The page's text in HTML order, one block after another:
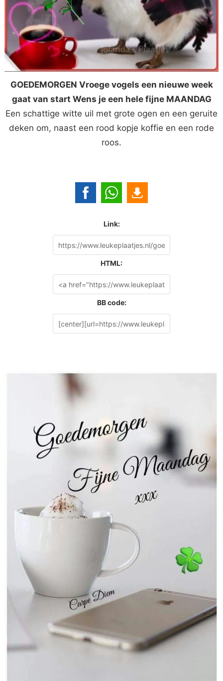
GOEDEMORGEN Vroege vogels een nieuwe week
gaat van start Wens je een hele fijne MAANDAG
Een schattige witte uil met grote ogen en een geruite
deken om, naast een rood kopje koffie en een rode
roos.
Link:
HTML:
BB code: